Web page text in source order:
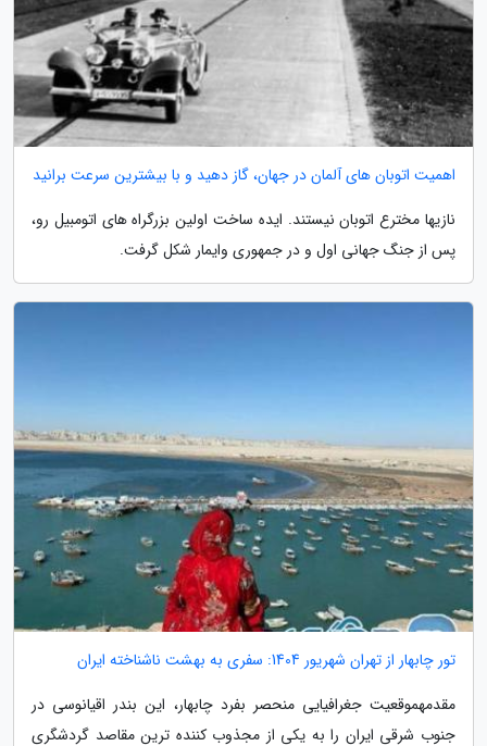
اهمیت اتوبان های آلمان در جهان، گاز دهید و با بیشترین سرعت برانید
نازیها مخترع اتوبان نیستند. ایده ساخت اولین بزرگراه های اتومبیل رو،
پس از جنگ جهانی اول و در جمهوری وایمار شکل گرفت.
تور چابهار از تهران شهریور 1404: سفری به بهشت ناشناخته ایران
مقدمهموقعیت جغرافیایی منحصر بفرد چابهار، این بندر اقیانوسی در
جنوب شرقی ایران را به یکی از مجذوب کننده ترین مقاصد گردشگری